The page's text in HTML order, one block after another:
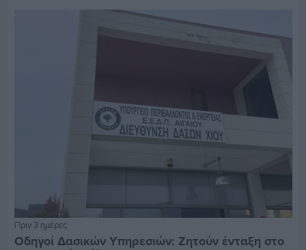
Πριν 3 ημέρες
Οδηγοί Δασικών Υπηρεσιών: Ζητούν ένταξη στο